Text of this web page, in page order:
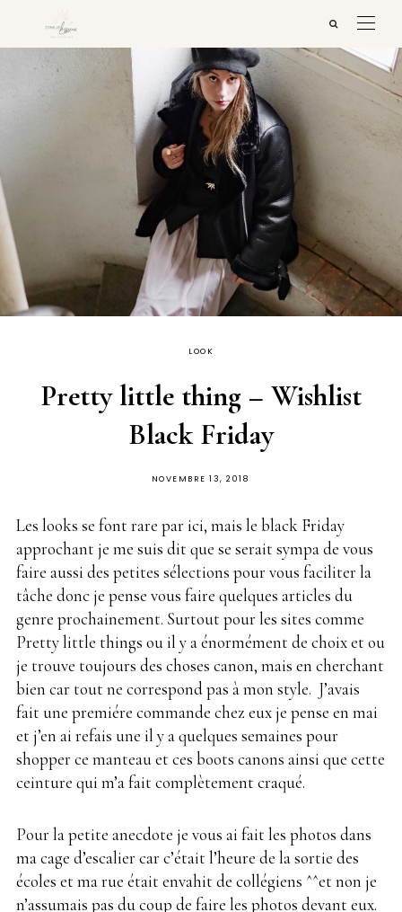
LOOK
Pretty little thing – Wishlist
Black Friday
PUBLIÉ
NOVEMBRE 13, 2018
Les looks se font rare par ici, mais le black Friday
approchant je me suis dit que se serait sympa de vous
faire aussi des petites sélections pour vous faciliter la
tâche donc je pense vous faire quelques articles du
genre prochainement. Surtout pour les sites comme
Pretty little things ou il y a énormément de choix et ou
je trouve toujours des choses canon, mais en cherchant
bien car tout ne correspond pas à mon style. J’avais
fait une premiére commande chez eux je pense en mai
et j’en ai refais une il y a quelques semaines pour
shopper ce manteau et ces boots canons ainsi que cette
ceinture qui m’a fait complètement craqué.
Pour la petite anecdote je vous ai fait les photos dans
ma cage d’escalier car c’était l’heure de la sortie des
écoles et ma rue était envahit de collégiens ^^et non je
n’assumais pas du coup de faire les photos devant eux.